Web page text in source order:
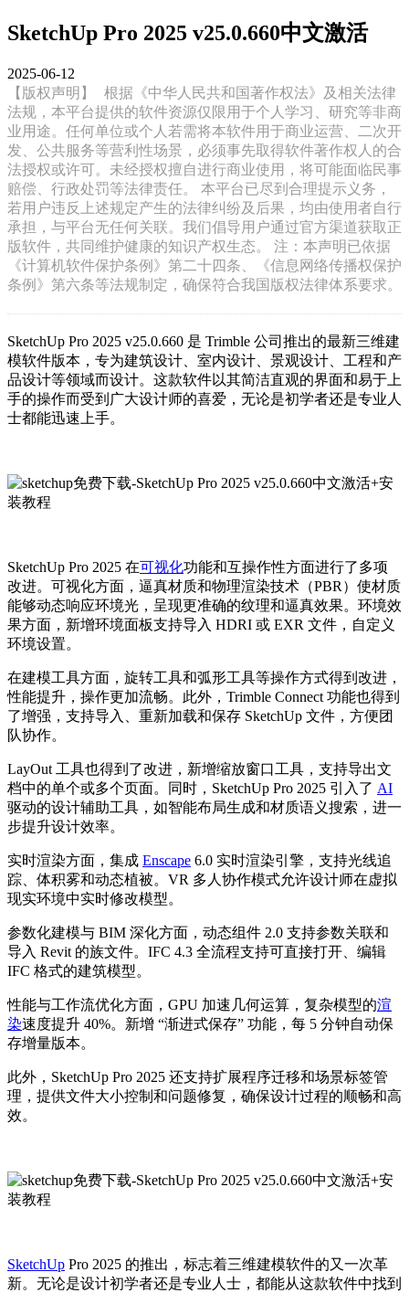
SketchUp Pro 2025 v25.0.660中文激活
2025-06-12
【版权声明】
根据《中华人民共和国著作权法》及相关法律
法规，本平台提供的软件资源仅限用于个人学习、研究等非商
业用途。任何单位或个人若需将本软件用于商业运营、二次开
发、公共服务等营利性场景，必须事先取得软件著作权人的合
法授权或许可。未经授权擅自进行商业使用，将可能面临民事
赔偿、行政处罚等法律责任。 本平台已尽到合理提示义务，
若用户违反上述规定产生的法律纠纷及后果，均由使用者自行
承担，与平台无任何关联。我们倡导用户通过官方渠道获取正
版软件，共同维护健康的知识产权生态。 注：本声明已依据
《计算机软件保护条例》第二十四条、《信息网络传播权保护
条例》第六条等法规制定，确保符合我国版权法律体系要求。
SketchUp Pro 2025 v25.0.660 是 Trimble 公司推出的最新三维建
模软件版本，专为建筑设计、室内设计、景观设计、工程和产
品设计等领域而设计。这款软件以其简洁直观的界面和易于上
手的操作而受到广大设计师的喜爱，无论是初学者还是专业人
士都能迅速上手。
SketchUp Pro 2025 在可视化功能和互操作性方面进行了多项
改进。可视化方面，逼真材质和物理渲染技术（PBR）使材质
能够动态响应环境光，呈现更准确的纹理和逼真效果。环境效
果方面，新增环境面板支持导入 HDRI 或 EXR 文件，自定义
环境设置。
在建模工具方面，旋转工具和弧形工具等操作方式得到改进，
性能提升，操作更加流畅。此外，Trimble Connect 功能也得到
了增强，支持导入、重新加载和保存 SketchUp 文件，方便团
队协作。
LayOut 工具也得到了改进，新增缩放窗口工具，支持导出文
档中的单个或多个页面。同时，SketchUp Pro 2025 引入了 AI
驱动的设计辅助工具，如智能布局生成和材质语义搜索，进一
步提升设计效率。
实时渲染方面，集成 Enscape 6.0 实时渲染引擎，支持光线追
踪、体积雾和动态植被。VR 多人协作模式允许设计师在虚拟
现实环境中实时修改模型。
参数化建模与 BIM 深化方面，动态组件 2.0 支持参数关联和
导入 Revit 的族文件。IFC 4.3 全流程支持可直接打开、编辑
IFC 格式的建筑模型。
性能与工作流优化方面，GPU 加速几何运算，复杂模型的渲
染速度提升 40%。新增 “渐进式保存” 功能，每 5 分钟自动保
存增量版本。
此外，SketchUp Pro 2025 还支持扩展程序迁移和场景标签管
理，提供文件大小控制和问题修复，确保设计过程的顺畅和高
效。
SketchUp Pro 2025 的推出，标志着三维建模软件的又一次革
新。无论是设计初学者还是专业人士，都能从这款软件中找到